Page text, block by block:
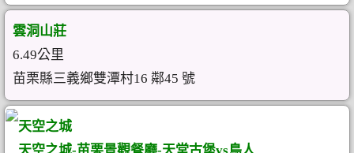
雲洞山莊
6.49公里
苗栗縣三義鄉雙潭村16 鄰45 號
天空之城